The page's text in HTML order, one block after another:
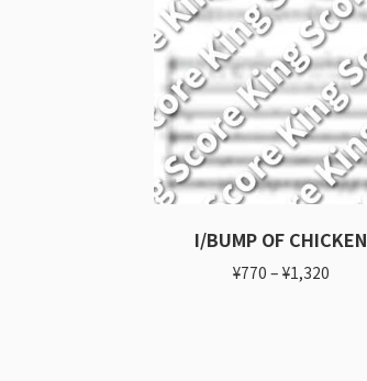
I/BUMP OF CHICKEN
¥770 – ¥1,320